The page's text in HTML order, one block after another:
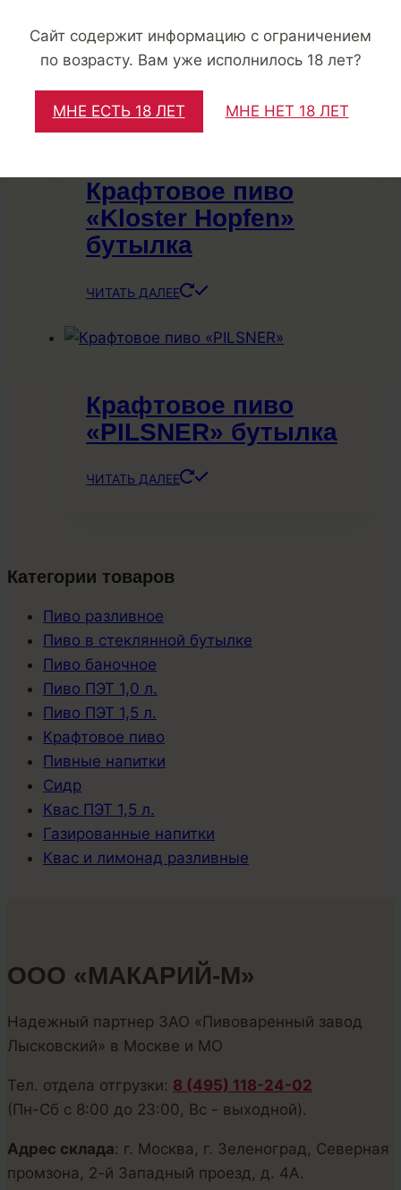
Сайт содержит информацию с ограничением
по возрасту. Вам уже исполнилось 18 лет?
МНЕ ЕСТЬ 18 ЛЕТ МНЕ НЕТ 18 ЛЕТ
бутылка
Крафтовое пиво
«Kloster Hopfen»
бутылка
ЧИТАТЬ ДАЛЕЕ
Крафтовое пиво
«PILSNER» бутылка
ЧИТАТЬ ДАЛЕЕ
Категории товаров
Пиво разливное
Пиво в стеклянной бутылке
Пиво баночное
Пиво ПЭТ 1,0 л.
Пиво ПЭТ 1,5 л.
Крафтовое пиво
Пивные напитки
Сидр
Квас ПЭТ 1,5 л.
Газированные напитки
Квас и лимонад разливные
ООО «МАКАРИЙ-М»
Надежный партнер ЗАО «Пивоваренный завод
Лысковский» в Москве и МО
Тел. отдела отгрузки: 8 (495) 118-24-02
(Пн-Сб с 8:00 до 23:00, Вс - выходной).
Адрес склада: г. Москва, г. Зеленоград, Северная
промзона, 2-й Западный проезд, д. 4А.